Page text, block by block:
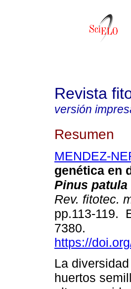
Revista
versión
Resumen
MENDEZ-
genética en
Pinus patula
Rev. fitotec.
pp.113-119.
7380.
https://
La
huertos